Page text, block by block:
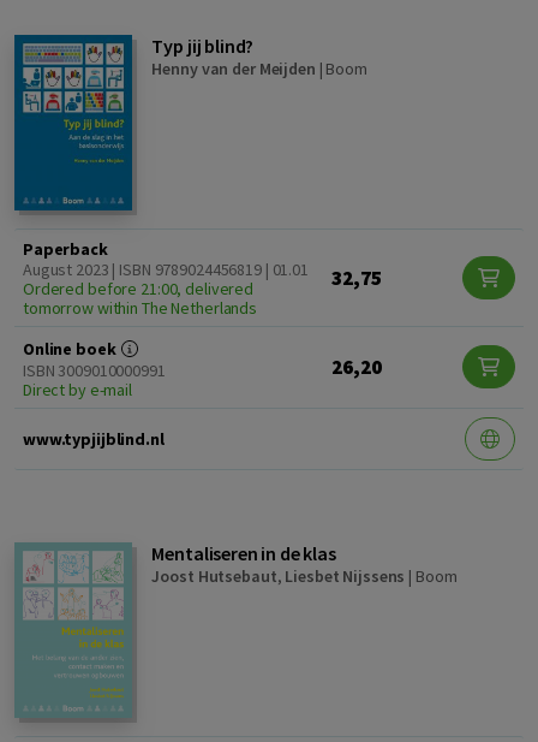
Typ jij blind?
Henny van der Meijden | Boom
Paperback
August 2023 | ISBN 9789024456819 | 01.01
Ordered before 21:00, delivered
tomorrow within The Netherlands
32,75
Online boek
ISBN 3009010000991
Direct by e-mail
26,20
www.typjijblind.nl
Mentaliseren in de klas
Joost Hutsebaut, Liesbet Nijssens | Boom